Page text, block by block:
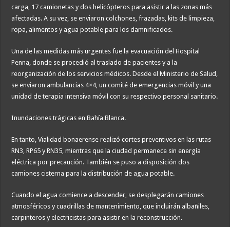
carga, 17 camionetas y dos helicópteros para asistir a las zonas más
afectadas. A su vez, se enviaron colchones, frazadas, kits de limpieza,
ropa, alimentos y agua potable para los damnificados.
Una de las medidas más urgentes fue la evacuación del Hospital
Penna, donde se procedió al traslado de pacientes y a la
reorganización de los servicios médicos. Desde el Ministerio de Salud,
se enviaron ambulancias 4×4, un comité de emergencias móvil y una
unidad de terapia intensiva móvil con su respectivo personal sanitario.
Inundaciones trágicas en Bahía Blanca.
En tanto, Vialidad bonaerense realizó cortes preventivos en las rutas
RN3, RP65 y RN35, mientras que la ciudad permanece sin energía
eléctrica por precaución. También se puso a disposición dos
camiones cisterna para la distribución de agua potable.
Cuando el agua comience a descender, se desplegarán camiones
atmosféricos y cuadrillas de mantenimiento, que incluirán albañiles,
carpinteros y electricistas para asistir en la reconstrucción.